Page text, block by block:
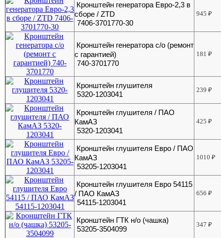
Кронштейн генератора Евро-2,3 в
сборе / ZTD
7406-3701770-30
945₽
Кронштейн генератора с/о (ремонт
с гарантией)
740-3701770
181₽
Кронштейн глушителя
5320-1203041
239₽
Кронштейн глушителя / ПАО
КамАЗ
5320-1203041
425₽
Кронштейн глушителя Евро / ПАО
КамАЗ
53205-1203041
1010₽
Кронштейн глушителя Евро 54115
/ ПАО КамАЗ
54115-1203041
656₽
Кронштейн ГТК н/о (чашка)
53205-3504099
347₽